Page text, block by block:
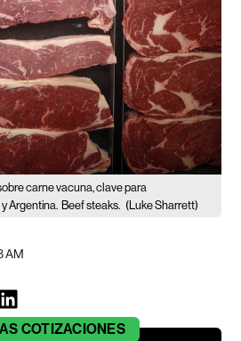
carne vacuna, clave para
Argentina. Beef steaks. (Luke Sharrett)
AM
COTIZACIONES